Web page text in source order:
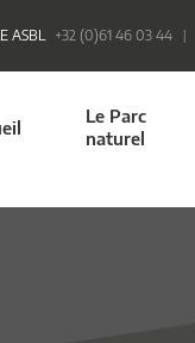
ASBL +32 (0)61 46 03 44
Le Parc
naturel